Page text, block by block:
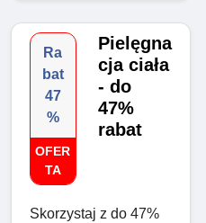
Ra
bat
47
%
OFER
TA
Pielęgna
cja ciała
- do
47%
rabat
Skorzystaj z do 47%